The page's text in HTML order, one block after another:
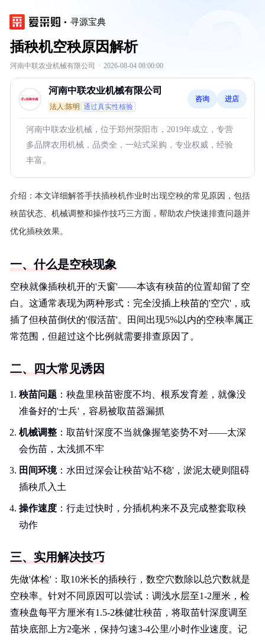
寻源宝典
插秧机空秧原因解析
河南中联农业机械有限公司 · 2026-08-04 08:00:00
河南中联农业机械有限公司
法人:陈明 通过真实性核验
咨询 进店
河南中联农业机械，位于郑州荥阳市，2019年成立，专营
多品牌农用机械，品类全，一站式采购，专业权威，经验
丰富。
介绍： 本文详细解答手扶插秧机作业时出现空秧的常见原因，包括
秧苗状态、机械调整和操作技巧三方面，帮助农户快速排查问题并
优化插秧效果。
一、什么是空秧现象
空秧就像插秧机开的'天窗'——本该有秧苗的位置却留了空
白。这通常表现为两种形式：完全没插上秧苗的'空穴'，或
插了但秧苗倒伏的'假活苗'。田间出现5%以内的空秧率属正
常范围，但超过这个比例就需要排查原因了。
二、四大常见诱因
秧苗问题 ：秧盘里秧苗密度不均、根系发育差，就像没
准备好的'士兵'，容易被取苗器漏抓
机械调整 ：取苗针深度不当就像握笔姿势不对——太深
会伤苗，太浅抓不牢
田间环境：水田过深会让秧苗'站不稳'，淤泥太硬则阻碍
插秧爪入土
操作速度 ：行走过快时，分插机构来不及完成整套取秧
动作
三、实用解决技巧
先做'体检'：取10米长的插秧行，数空穴数除以总穴数就是
空秧率。针对不同原因可以尝试：调浅水层至1-2厘米，检
查秧盘每平方厘米有1.5-2株健壮秧苗，将取苗针深度调至
苗块底部上方2毫米，保持匀速3-4公里/小时作业速度。记